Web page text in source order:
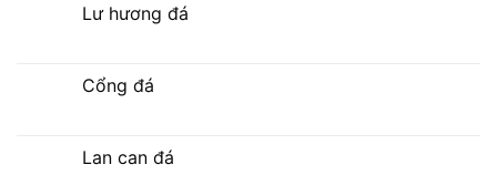
Lư hương đá
Cổng đá
Lan can đá